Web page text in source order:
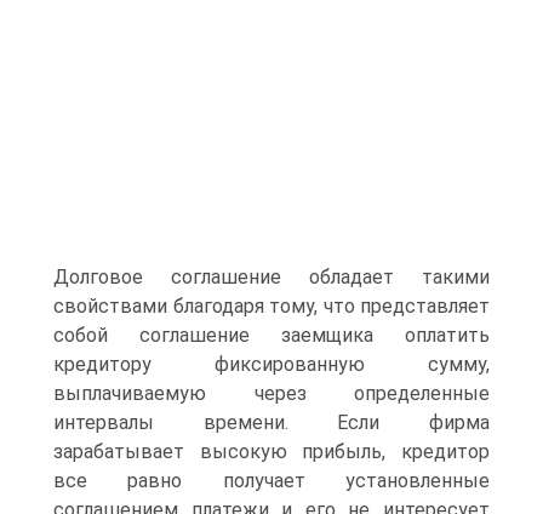
Долговое соглашение обладает такими
свойствами благодаря тому, что представляет
собой соглашение заемщика оплатить
кредитору фиксированную сумму,
выплачиваемую через определенные
интервалы времени. Если фирма
зарабатывает высокую прибыль, кредитор
все равно получает установленные